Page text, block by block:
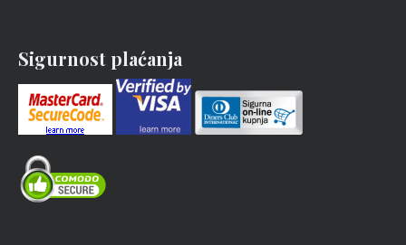
Sigurnost plaćanja